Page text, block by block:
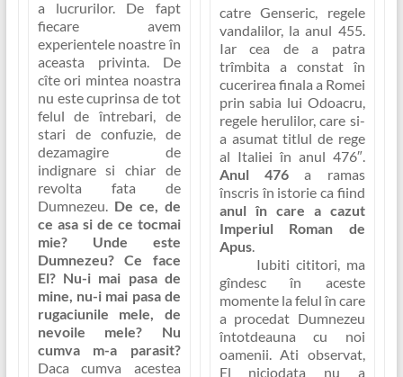
a lucrurilor. De fapt
fiecare avem
experientele noastre în
aceasta privinta. De
cîte ori mintea noastra
nu este cuprinsa de tot
felul de întrebari, de
stari de confuzie, de
dezamagire de
indignare si chiar de
revolta fata de
Dumnezeu. De ce, de
ce asa si de ce tocmai
mie?
Unde este
Dumnezeu? Ce face
El? Nu-i mai pasa de
mine, nu-i mai pasa de
rugaciunile mele, de
nevoile mele? Nu
cumva m-a parasit?
Daca cumva acestea
catre Genseric, regele
vandalilor, la anul 455.
Iar cea de a patra
trîmbita a constat în
cucerirea finala a Romei
prin sabia lui Odoacru,
regele herulilor, care si-
a asumat titlul de rege
al Italiei în anul 476″.
Anul 476 a ramas
înscris în istorie ca fiind
anul în care a cazut
Imperiul Roman de
Apus.
Iubiti cititori, ma
gîndesc în aceste
momente la felul în care
a procedat Dumnezeu
întotdeauna cu noi
oamenii. Ati observat,
El niciodata nu a